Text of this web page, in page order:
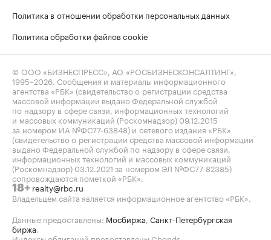
Политика в отношении обработки персональных данных
Политика обработки файлов cookie
© ООО «БИЗНЕСПРЕСС», АО «РОСБИЗНЕСКОНСАЛТИНГ»,
1995–2026 . Сообщения и материалы информационного
агентства «РБК» (свидетельство о регистрации средства
массовой информации выдано Федеральной службой
по надзору в сфере связи, информационных технологий
и массовых коммуникаций (Роскомнадзор) 09.12.2015
за номером ИА №ФС77-63848) и сетевого издания «РБК»
(свидетельство о регистрации средства массовой информации
выдано Федеральной службой по надзору в сфере связи,
информационных технологий и массовых коммуникаций
(Роскомнадзор) 03.12.2021 за номером ЭЛ №ФС77-82385)
сопровождаются пометкой «РБК».
18+ realty@rbc.ru
Владельцем сайта является информационное агентство «РБК».
Данные предоставлены: Мосбиржа Санкт-Петербургская
биржа